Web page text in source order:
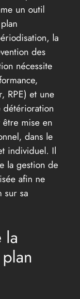
un outil
la
des
nécessite
RPE) et une
détérioration
mise en
dans le
individuel. Il
la gestion de
afin ne
sur sa
la